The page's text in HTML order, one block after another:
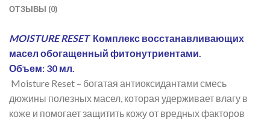
ОТЗЫВЫ (0)
MOISTURE RESETКомплекс восстанавливающих
масел обогащенный фитонутриентами.
Объем: 30 мл.
Moisture Reset – богатая антиоксидантами смесь
дюжины полезных масел, которая удерживает влагу в
коже и помогает защитить кожу от вредных факторов